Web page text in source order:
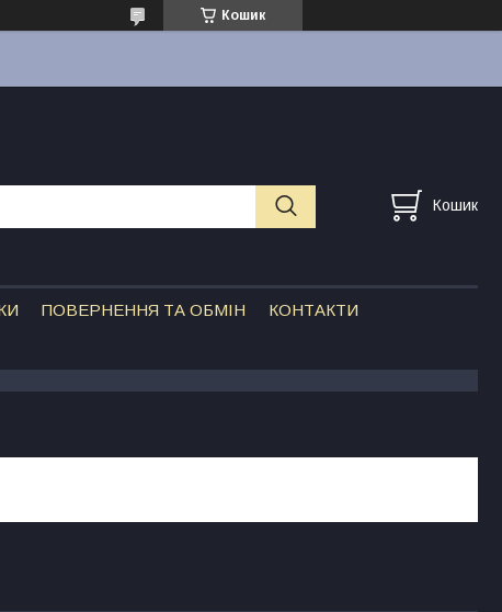
Кошик
Кошик
ПОВЕРНЕННЯ ТА ОБМІН КОНТАКТИ